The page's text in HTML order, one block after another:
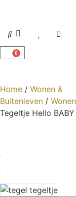
0
Home / Wonen &
Buitenleven / Wonen
Tegeltje Hello